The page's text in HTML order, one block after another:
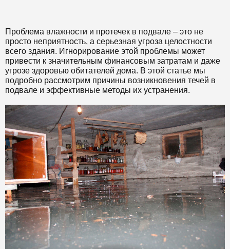
Проблема влажности и протечек в подвале – это не
просто неприятность, а серьезная угроза целостности
всего здания. Игнорирование этой проблемы может
привести к значительным финансовым затратам и даже
угрозе здоровью обитателей дома. В этой статье мы
подробно рассмотрим причины возникновения течей в
подвале и эффективные методы их устранения.